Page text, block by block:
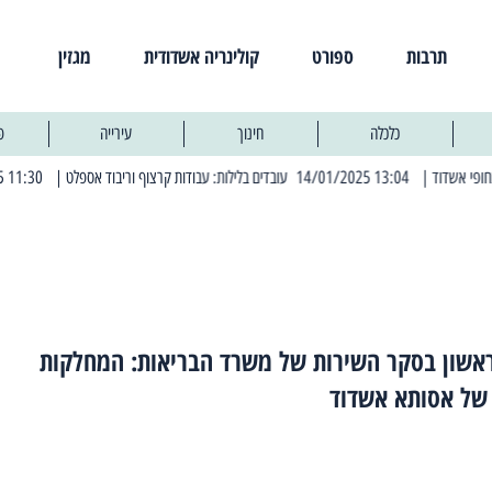
תרבות ספורט קולינריה אשדודית מגזין
כלכלה חינוך עירייה
עובדים בלילות: עבודות קרצוף וריבוד אספלט | 11:30 03/03/2025 בחמישי הקרוב: הרחובות בהם תהיה הפסקת חשמל יזומה
בסקר השירות של משרד הבריאות: המחלקות
של אסותא אשדוד